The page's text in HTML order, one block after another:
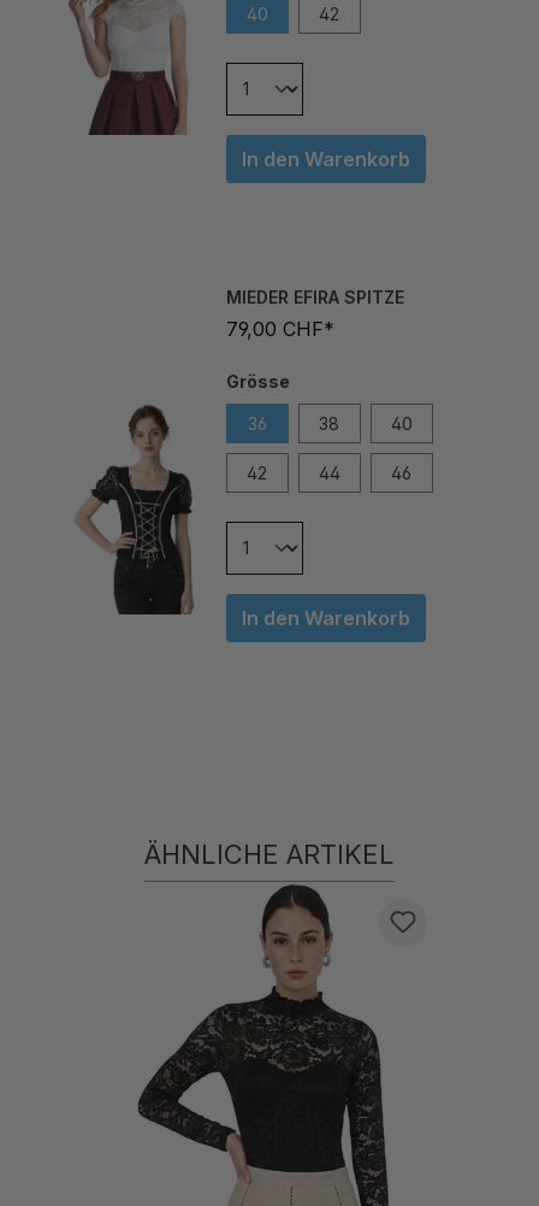
In den Warenkorb
79,00 CHF*
42 44 46
In den Warenkorb
Produktgalerie überspringen